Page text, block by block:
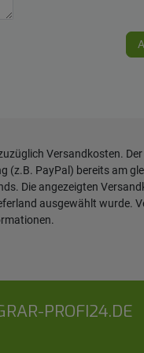
Versandkosten.
PayPal) bereits am
Die angezeigten
ausgewählt wurde.
.
PROFI24.DE